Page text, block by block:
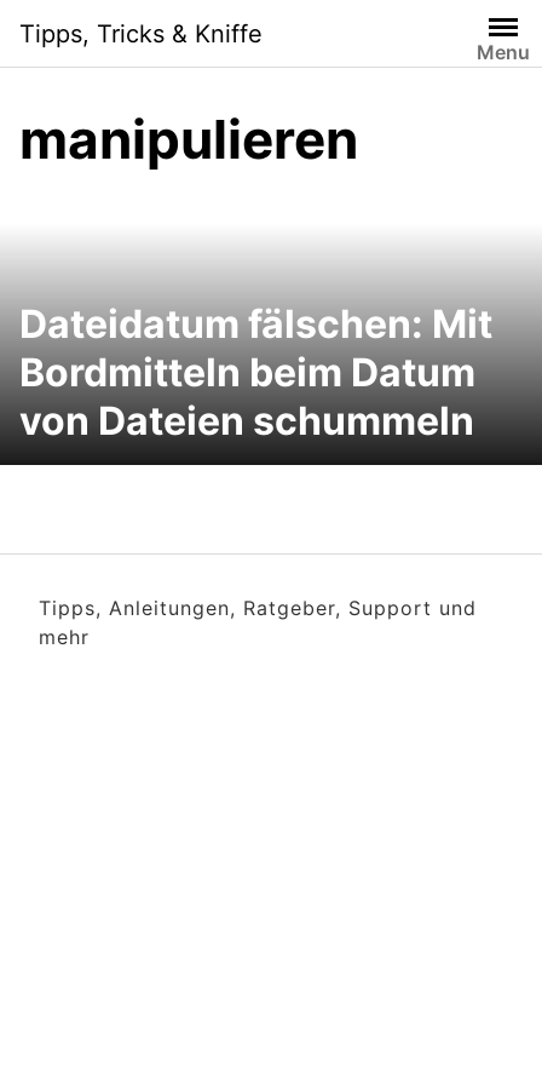
content
Tipps, Tricks & Kniffe
Menu
manipulieren
Dateidatum fälschen: Mit
Bordmitteln beim Datum
von Dateien schummeln
Tipps, Anleitungen, Ratgeber, Support und
mehr